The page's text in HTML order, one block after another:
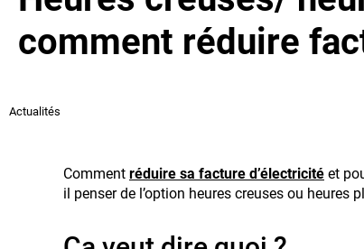
comment réduire
Actualités
Comment réduire sa facture d’électricité et
il penser de l’option heures creuses ou heures